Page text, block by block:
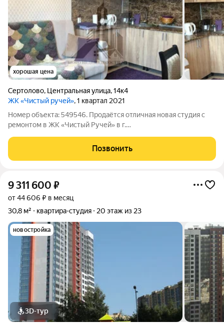
хорошая цена
Сертолово, Центральная улица,14к4
ЖК «Чистый ручей», 1 квартал 2021
Номер объекта: 549546. Продаётся отличная новая студия с
ремонтом в ЖК «Чистый Ручей» в г.
лесным массивом, чистый воздух и хорошая экология
гарантированы. КВАРТИРА: Светлая, тёплая,
Позвонить
9 311 600 ₽
от 44 606 ₽ в месяц
30,8 м²
квартира-студия 20 этаж из 23
новостройка
3D-тур